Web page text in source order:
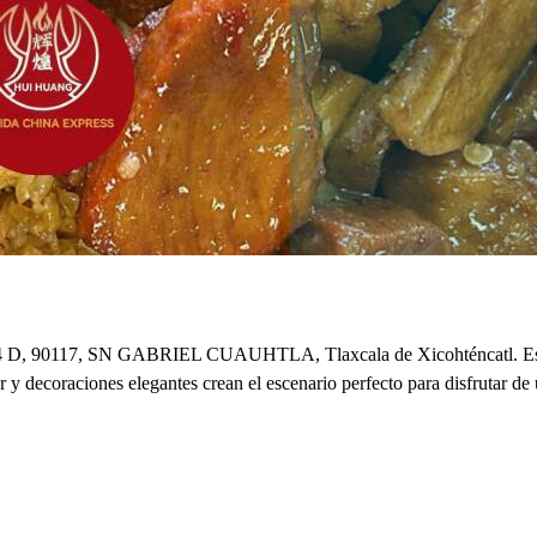
90117, SN GABRIEL CUAUHTLA, Tlaxcala de Xicohténcatl.
decoraciones elegantes crean el escenario perfecto para disfrutar